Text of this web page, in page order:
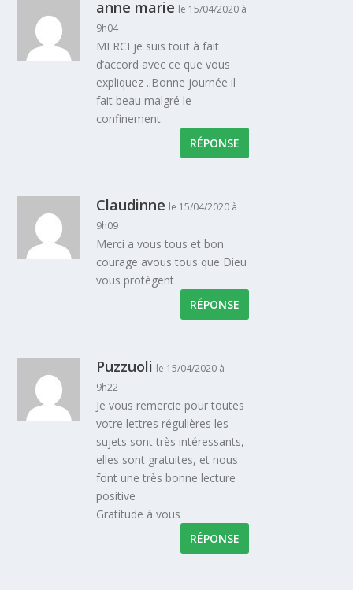
anne marie le 15/04/2020 à
9h04
MERCI je suis tout à fait
d’accord avec ce que vous
expliquez ..Bonne journée il
fait beau malgré le
confinement
RÉPONSE
Claudinne le 15/04/2020 à
9h09
Merci a vous tous et bon
courage avous tous que Dieu
vous protègent
RÉPONSE
Puzzuoli le 15/04/2020 à
9h22
Je vous remercie pour toutes
votre lettres régulières les
sujets sont très intéressants,
elles sont gratuites, et nous
font une très bonne lecture
positive
Gratitude à vous
RÉPONSE